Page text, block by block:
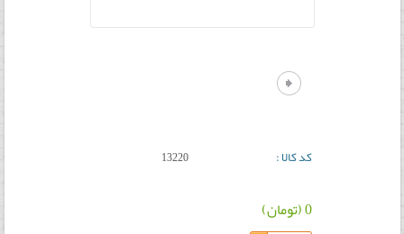
کد کالا : 13220
0 (تومان)